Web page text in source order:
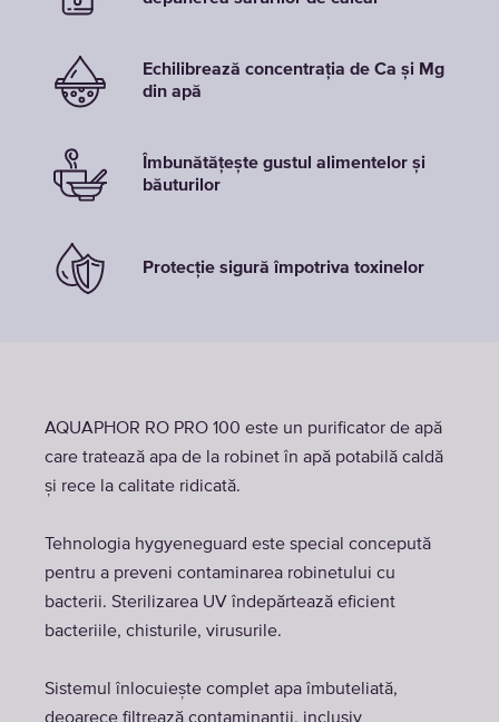
Echilibrează concentrația de Ca și Mg
din apă
Îmbunătățește gustul alimentelor și
băuturilor
Protecție sigură împotriva toxinelor
AQUAPHOR RO PRO 100 este un purificator de apă
care tratează apa de la robinet în apă potabilă caldă
și rece la calitate ridicată.
Tehnologia hygyeneguard este special concepută
pentru a preveni contaminarea robinetului cu
bacterii. Sterilizarea UV îndepărtează eficient
bacteriile, chisturile, virusurile.
Sistemul înlocuiește complet apa îmbuteliată,